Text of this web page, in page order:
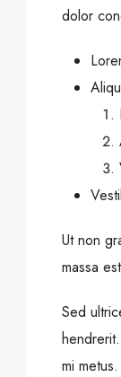
dolor
Ut non
massa
Sed
mi